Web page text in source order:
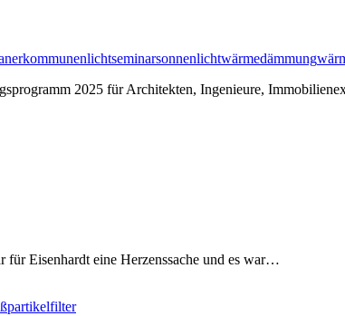
kommunenlichtseminarsonnenlichtwärmedämmung
2025 für Architekten, Ingenieure,
für Eisenhardt eine Herzenssache und es war…